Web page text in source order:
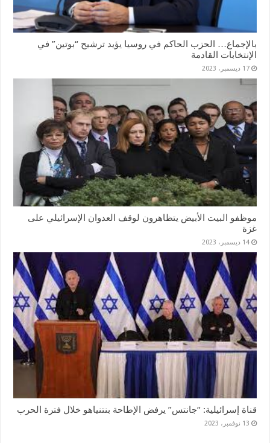
بالإجماع… الحزب الحاكم في روسيا يؤيد ترشيح “بوتين” في
الإنتخابات القادمة
17 ديسمبر، 2023
موظفو البيت الأبيض يتظاهرون لوقف العدوان الإسرائيلي على
غزة
14 ديسمبر، 2023
قناة إسرائيلية: “جانتس” يرفض الإطاحة بنتنياهو خلال فترة الحرب
13 نوفمبر، 2023